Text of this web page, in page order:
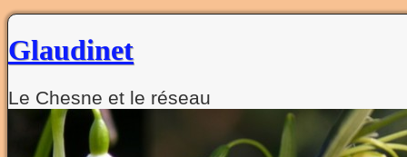
Glaudinet
Le Chesne et le réseau
contenu